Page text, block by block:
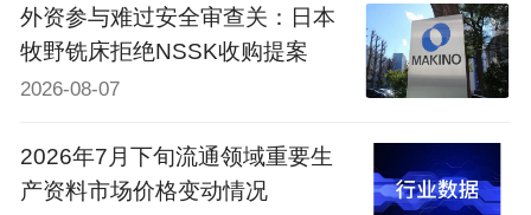
外资参与难过安全审查关：日本
牧野铣床拒绝NSSK收购提案
2026-08-07
2026年7月下旬流通领域重要生
产资料市场价格变动情况